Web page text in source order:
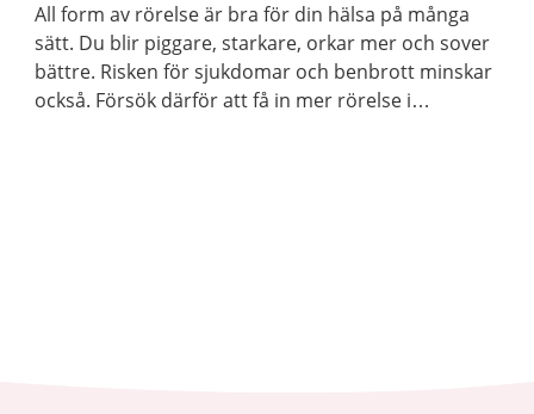
All form av rörelse är bra för din hälsa på många
sätt. Du blir piggare, starkare, orkar mer och sover
bättre. Risken för sjukdomar och benbrott minskar
också. Försök därför att få in mer rörelse i